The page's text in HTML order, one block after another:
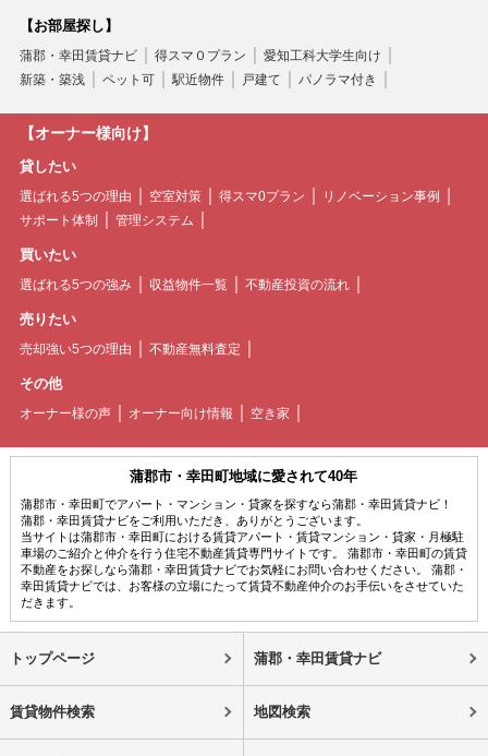
【お部屋探し】
蒲郡・幸田賃貸ナビ 得スマ０プラン
愛知工科大学生向け
新築・築浅
ペット可 駅近物件 戸建て パノラマ付き
【オーナー様向け】
貸したい
選ばれる5つの理由 空室対策 得スマ0プラン
リノベーション事例
サポート体制
管理システム
買いたい
選ばれる5つの強み 収益物件一覧 不動産投資の流れ
売りたい
売却強い5つの理由 不動産無料査定
その他
オーナー様の声 オーナー向け情報 空き家
蒲郡市・幸田町地域に愛されて40年
蒲郡市・幸田町でアパート・マンション・貸家を探すなら蒲郡・幸田賃貸ナビ！
蒲郡・幸田賃貸ナビをご利用いただき、ありがとうございます。
当サイトは蒲郡市・幸田町における賃貸アパート・賃貸マンション・貸家・月極駐
車場のご紹介と仲介を行う住宅不動産賃貸専門サイトです。 蒲郡市・幸田町の賃貸
不動産をお探しなら蒲郡・幸田賃貸ナビでお気軽にお問い合わせください。 蒲郡・
幸田賃貸ナビでは、お客様の立場にたって賃貸不動産仲介のお手伝いをさせていた
だきます。
トップページ 蒲郡・幸田賃貸ナビ
賃貸物件検索 地図検索